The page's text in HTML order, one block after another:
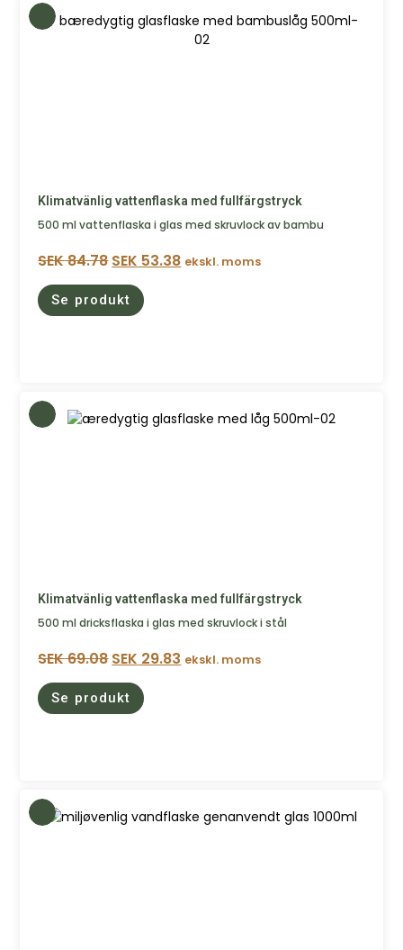
Klimatvänlig vattenflaska med fullfärgstryck
500 ml vattenflaska i glas med skruvlock av bambu
SEK84.78 SEK 53.38 ekskl. moms
Se produkt
Klimatvänlig vattenflaska med fullfärgstryck
500 ml dricksflaska i glas med skruvlock i stål
SEK69.08 SEK 29.83 ekskl. moms
Se produkt